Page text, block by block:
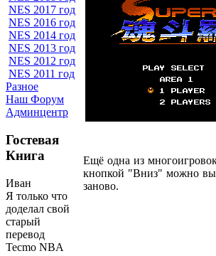
NES 2017 год
NES 2016 год
NES 2014 год
NES 2013 год
NES 2012 год
NES 2011 год
Разное
Наш Форум
Админцентр
Гостевая
Книга
Иван
Я только что
доделал свой
старый
перевод
Tecmo NBA
Ещё одна из
кнопкой "Вниз" можно
заново.